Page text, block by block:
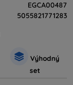
EGCA00487
5055821771283
Výhodný
set